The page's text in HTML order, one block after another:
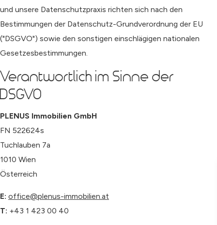
und unsere Datenschutzpraxis richten sich nach den
Bestimmungen der Datenschutz-Grundverordnung der EU
("DSGVO") sowie den sonstigen einschlägigen nationalen
Gesetzesbestimmungen.
Verantwortlich im Sinne der
DSGVO
PLENUS Immobilien GmbH
FN 522624s
Tuchlauben 7a
1010 Wien
Österreich
E: office@plenus-immobilien.at
T: +43 1 423 00 40